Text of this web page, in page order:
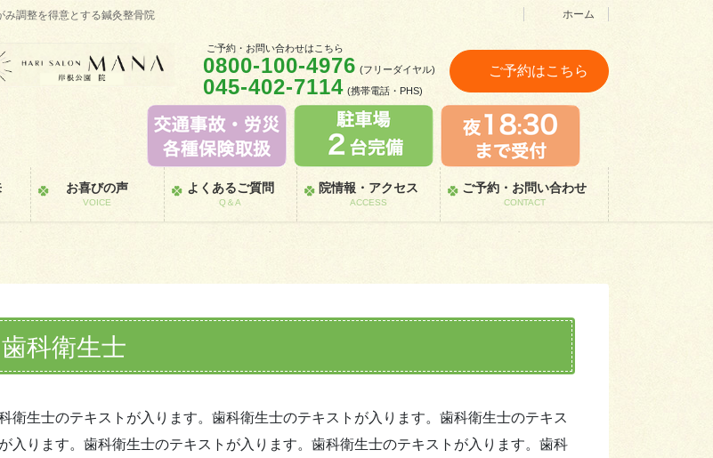
み調整を得意とする鍼灸整骨院 ホーム
ご予約・お問い合わせはこちら
0800-100-4976 (フリーダイヤル)
045-402-7114 (携帯電話・PHS)
ご予約はこちら
お喜びの声
VOICE
よくあるご質問
Q＆A
院情報・アクセス
ACCESS
ご予約・お問い合わせ
CONTACT
歯科衛生士
衛生士のテキストが入ります。歯科衛生士のテキストが入ります。歯科衛生士のテキス
が入ります。歯科衛生士のテキストが入ります。歯科衛生士のテキストが入ります。歯科